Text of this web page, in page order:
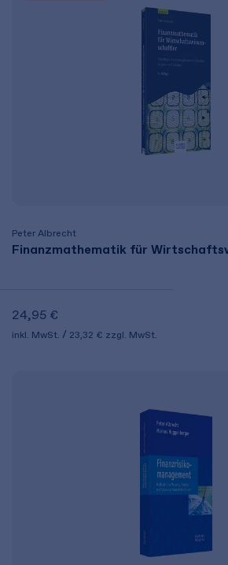
Peter Albrecht
Finanzmathematik für
24,95 €
inkl. MwSt. 23,32 € zzgl. MwSt.